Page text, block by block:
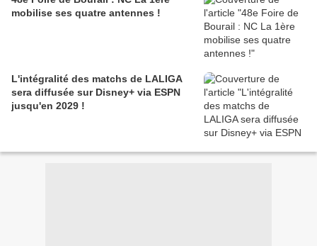
mobilise ses quatre antennes !
L'intégralité des matchs de LALIGA
sera diffusée sur Disney+ via ESPN
jusqu'en 2029 !